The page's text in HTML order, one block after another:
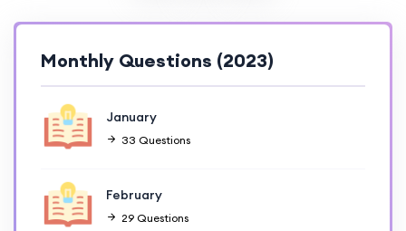
Monthly Questions (2023)
January
33 Questions
February
29 Questions